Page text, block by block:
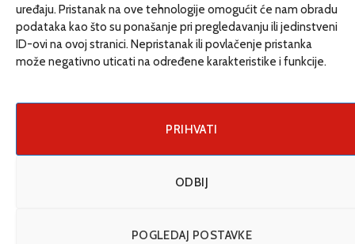
uređaju. Pristanak na ove tehnologije omogućit će nam obradu
podataka kao što su ponašanje pri pregledavanju ili jedinstveni
ID-ovi na ovoj stranici. Nepristanak ili povlačenje pristanka
može negativno uticati na određene karakteristike i funkcije.
PRIHVATI
ODBIJ
POGLEDAJ POSTAVKE
Dosije
Drugi pišu
Društvo